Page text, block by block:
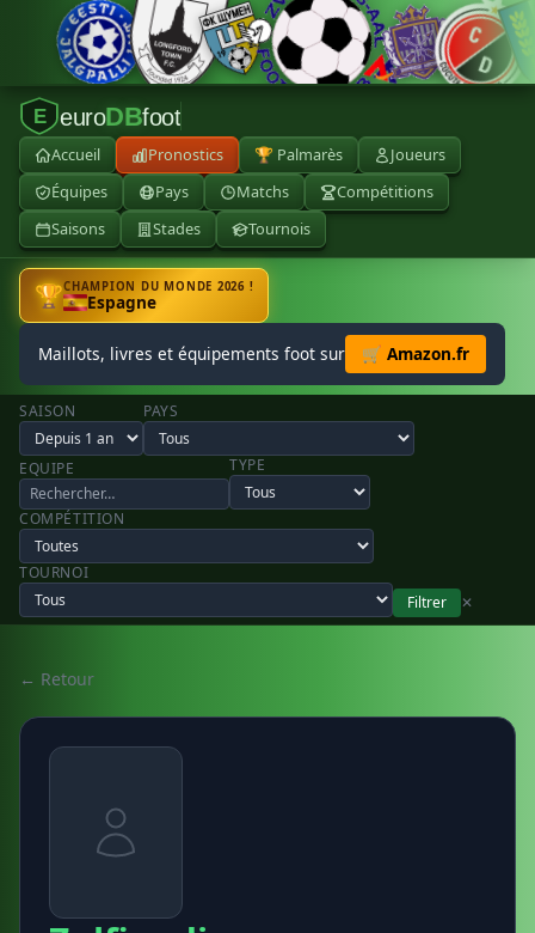
E euroDBfoot
Accueil Pronostics 🏆 Palmarès
Joueurs
Équipes
Pays Matchs
Compétitions
Saisons
Stades Tournois
🏆CHAMPION DU MONDE 2026 !
Espagne
Maillots, livres et équipements foot sur 🛒 Amazon.fr
SAISON PAYS
EQUIPE TYPE
COMPÉTITION
TOURNOI
Filtrer
✕
← Retour